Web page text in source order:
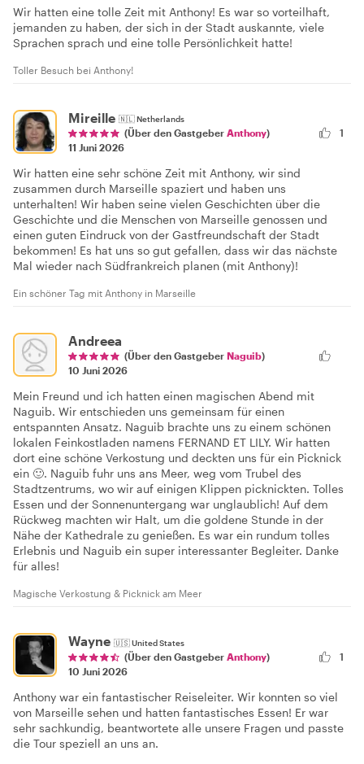
Wir hatten eine tolle Zeit mit Anthony! Es war so vorteilhaft,
jemanden zu haben, der sich in der Stadt auskannte, viele
Sprachen sprach und eine tolle Persönlichkeit hatte!
Toller Besuch bei Anthony!
Mireille 🇳🇱Netherlands
(Über den Gastgeber Anthony)
11 Juni 2026
1
Wir hatten eine sehr schöne Zeit mit Anthony, wir sind
zusammen durch Marseille spaziert und haben uns
unterhalten! Wir haben seine vielen Geschichten über die
Geschichte und die Menschen von Marseille genossen und
einen guten Eindruck von der Gastfreundschaft der Stadt
bekommen! Es hat uns so gut gefallen, dass wir das nächste
Mal wieder nach Südfrankreich planen (mit Anthony)!
Ein schöner Tag mit Anthony in Marseille
Andreea
(Über den Gastgeber Naguib)
10 Juni 2026
Mein Freund und ich hatten einen magischen Abend mit
Naguib. Wir entschieden uns gemeinsam für einen
entspannten Ansatz. Naguib brachte uns zu einem schönen
lokalen Feinkostladen namens FERNAND ET LILY. Wir hatten
dort eine schöne Verkostung und deckten uns für ein Picknick
ein 🙂. Naguib fuhr uns ans Meer, weg vom Trubel des
Stadtzentrums, wo wir auf einigen Klippen picknickten. Tolles
Essen und der Sonnenuntergang war unglaublich! Auf dem
Rückweg machten wir Halt, um die goldene Stunde in der
Nähe der Kathedrale zu genießen. Es war ein rundum tolles
Erlebnis und Naguib ein super interessanter Begleiter. Danke
für alles!
Magische Verkostung & Picknick am Meer
Wayne 🇺🇸United States
(Über den Gastgeber Anthony)
10 Juni 2026
1
Anthony war ein fantastischer Reiseleiter. Wir konnten so viel
von Marseille sehen und hatten fantastisches Essen! Er war
sehr sachkundig, beantwortete alle unsere Fragen und passte
die Tour speziell an uns an.